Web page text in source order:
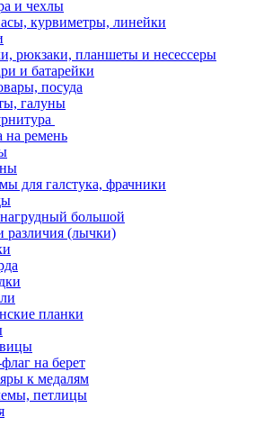
и чехлы
курвиметры, линейки
рюкзаки, планшеты и несессеры
и батарейки
посуда
галуны
на ремень
для галстука, фрачники
большой
различия (лычки)
планки
на берет
к медалям
петлицы